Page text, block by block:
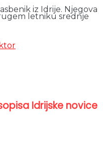
iz Idrije. Njegova
letniku srednje
Idrijske novice